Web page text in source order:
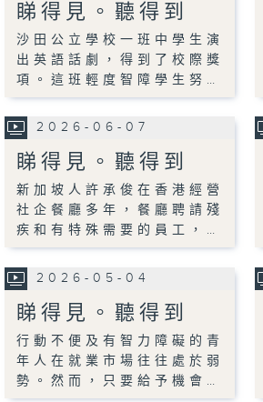
睇得見。聽得到
沙田公立學校一班中學生演
出英語話劇，得到了校際獎
項。這班輕度智障學生努…
2026-06-07
睇得見。聽得到
新加坡人許承俊在香港經營
社企餐廳多年，餐廳聘請殘
疾和有特殊需要的員工，…
2026-05-04
睇得見。聽得到
行動不便及有智力障礙的青
年人在就業市場往往處於弱
勢。然而，只要給予機會…